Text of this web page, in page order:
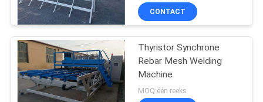
CONTACT
Thyristor Synchrone
Rebar Mesh Welding
Machine
MOQ:één reeks